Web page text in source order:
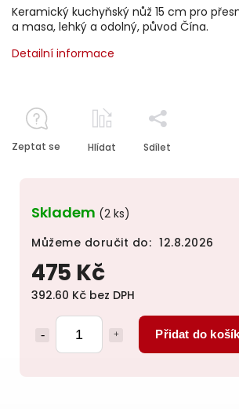
475 Kč
392.60 Kč bez DPH
Přidat do
Skladem (2 ks)
Můžeme doručit do: 12.8.2026
Keramický kuchyňský nůž 15 cm pro
a masa, lehký a odolný, původ Čína.
Detailní informace
Zeptat se Hlídat Sdílet